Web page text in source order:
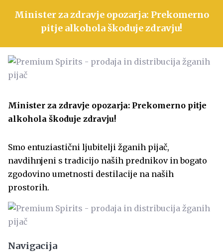
Minister za zdravje opozarja: Prekomerno
pitje alkohola škoduje zdravju!
Minister za zdravje opozarja: Prekomerno pitje
alkohola škoduje zdravju!
Smo entuziastični ljubitelji žganih pijač,
navdihnjeni s tradicijo naših prednikov in bogato
zgodovino umetnosti destilacije na naših
prostorih.
Navigacija